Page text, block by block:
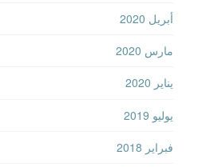
أبريل 2020
مارس 2020
يناير 2020
يوليو 2019
فبراير 2018